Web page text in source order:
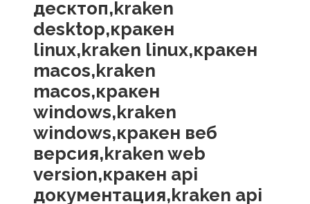
десктоп,kraken
desktop,кракен
linux,kraken linux,кракен
macos,kraken
macos,кракен
windows,kraken
windows,кракен веб
версия,kraken web
version,кракен api
документация,kraken api